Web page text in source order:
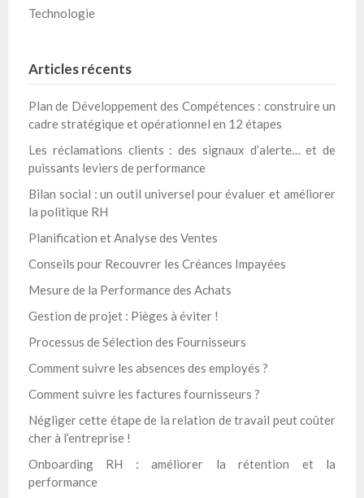
Technologie
Articles récents
Plan de Développement des Compétences : construire un
cadre stratégique et opérationnel en 12 étapes
Les réclamations clients : des signaux d’alerte… et de
puissants leviers de performance
Bilan social : un outil universel pour évaluer et améliorer
la politique RH
Planification et Analyse des Ventes
Conseils pour Recouvrer les Créances Impayées
Mesure de la Performance des Achats
Gestion de projet : Pièges à éviter !
Processus de Sélection des Fournisseurs
Comment suivre les absences des employés ?
Comment suivre les factures fournisseurs ?
Négliger cette étape de la relation de travail peut coûter
cher à l’entreprise !
Onboarding RH : améliorer la rétention et la
performance